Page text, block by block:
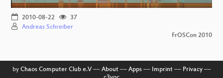
2010-08-22
37
Andreas Schreiber
FrOSCon 2010
by Chaos Computer Club e.V–– About–– Apps–– Imprint–– Privacy––